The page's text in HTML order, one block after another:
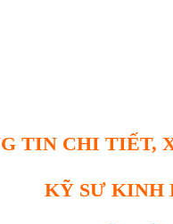
TIN CHI TIẾT,
KỸ SƯ KINH